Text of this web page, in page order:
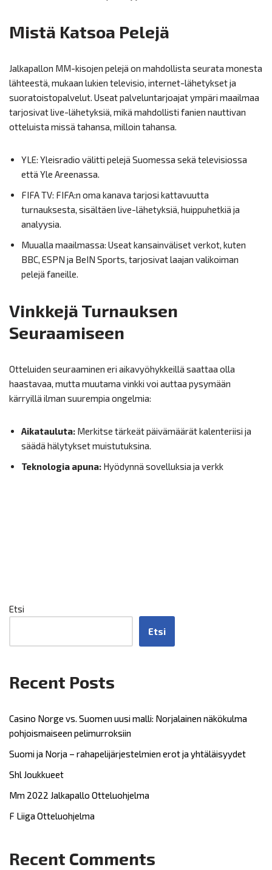
Mistä Katsoa Pelejä
Jalkapallon MM-kisojen pelejä on mahdollista seurata monesta
lähteestä, mukaan lukien televisio, internet-lähetykset ja
suoratoistopalvelut. Useat palveluntarjoajat ympäri maailmaa
tarjosivat live-lähetyksiä, mikä mahdollisti fanien nauttivan
otteluista missä tahansa, milloin tahansa.
YLE: Yleisradio välitti pelejä Suomessa sekä televisiossa
että Yle Areenassa.
FIFA TV: FIFA:n oma kanava tarjosi kattavuutta
turnauksesta, sisältäen live-lähetyksiä, huippuhetkiä ja
analyysia.
Muualla maailmassa: Useat kansainväliset verkot, kuten
BBC, ESPN ja BeIN Sports, tarjosivat laajan valikoiman
pelejä faneille.
Vinkkejä Turnauksen
Seuraamiseen
Otteluiden seuraaminen eri aikavyöhykkeillä saattaa olla
haastavaa, mutta muutama vinkki voi auttaa pysymään
kärryillä ilman suurempia ongelmia:
Aikatauluta: Merkitse tärkeät päivämäärät kalenteriisi ja
säädä hälytykset muistutuksina.
Teknologia apuna: Hyödynnä sovelluksia ja verkk
Etsi
Etsi
Recent Posts
Casino Norge vs. Suomen uusi malli: Norjalainen näkökulma
pohjoismaiseen pelimurroksiin
Suomi ja Norja – rahapelijärjestelmien erot ja yhtäläisyydet
Shl Joukkueet
Mm 2022 Jalkapallo Otteluohjelma
F Liiga Otteluohjelma
Recent Comments